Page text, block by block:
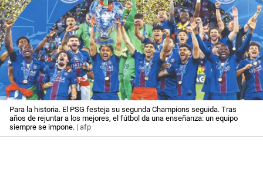
Para la historia. El PSG festeja su segunda Champions seguida. Tras
años de rejuntar a los mejores, el fútbol da una enseñanza: un equipo
siempre se impone. | afp